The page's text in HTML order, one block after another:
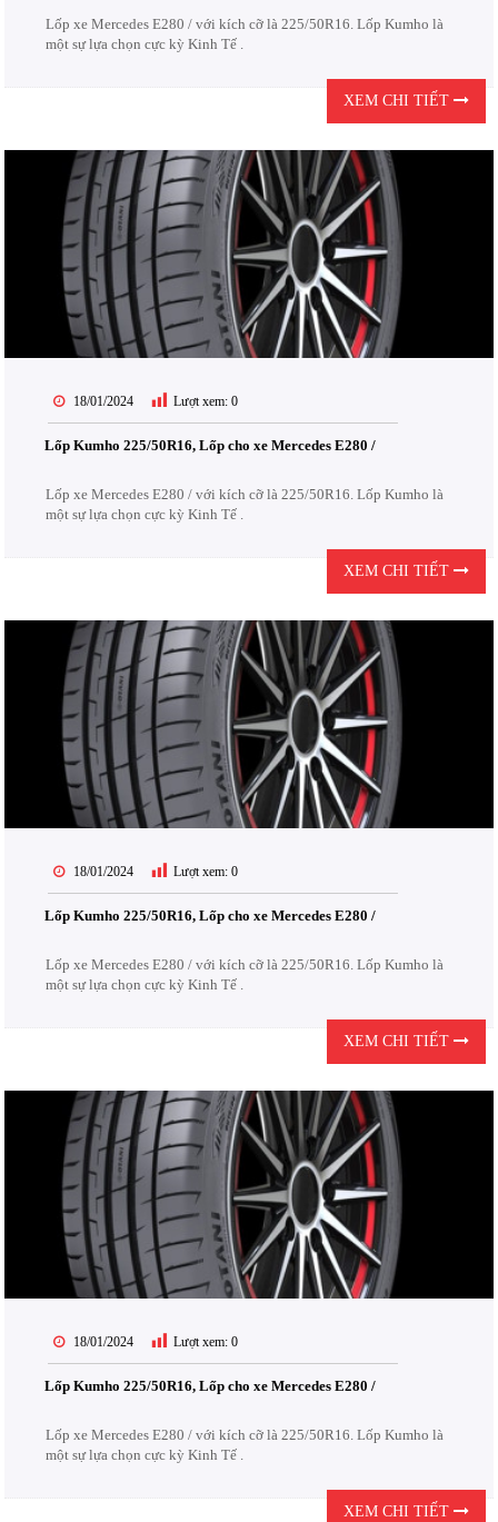
Lốp xe Mercedes E280 / với kích cỡ là 225/50R16. Lốp Kumho là
một sự lựa chọn cực kỳ Kinh Tế .
XEM CHI TIẾT
18/01/2024 Lượt xem: 0
Lốp Kumho 225/50R16, Lốp cho xe Mercedes E280 /
Lốp xe Mercedes E280 / với kích cỡ là 225/50R16. Lốp Kumho là
một sự lựa chọn cực kỳ Kinh Tế .
XEM CHI TIẾT
18/01/2024 Lượt xem: 0
Lốp Kumho 225/50R16, Lốp cho xe Mercedes E280 /
Lốp xe Mercedes E280 / với kích cỡ là 225/50R16. Lốp Kumho là
một sự lựa chọn cực kỳ Kinh Tế .
XEM CHI TIẾT
18/01/2024 Lượt xem: 0
Lốp Kumho 225/50R16, Lốp cho xe Mercedes E280 /
Lốp xe Mercedes E280 / với kích cỡ là 225/50R16. Lốp Kumho là
một sự lựa chọn cực kỳ Kinh Tế .
XEM CHI TIẾT